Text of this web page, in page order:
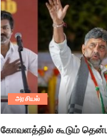
அரசியல்
கோவளத்தில் கூடும்